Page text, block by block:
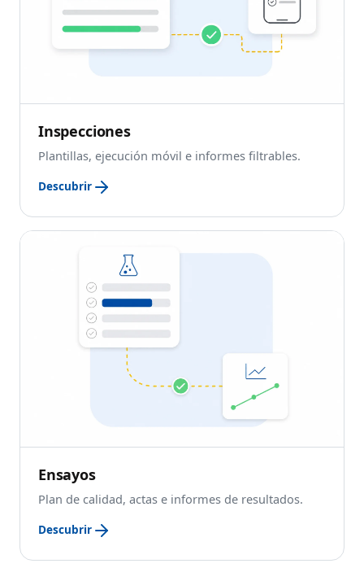
Inspecciones
Plantillas, ejecución móvil e informes filtrables.
Descubrir
Ensayos
Plan de calidad, actas e informes de resultados.
Descubrir